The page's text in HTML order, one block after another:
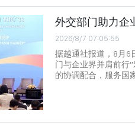
外交部门助力企
2026/8/7 07:05:55
据越通社报道，8月6
门与企业界并肩前行
的协调配合，服务国